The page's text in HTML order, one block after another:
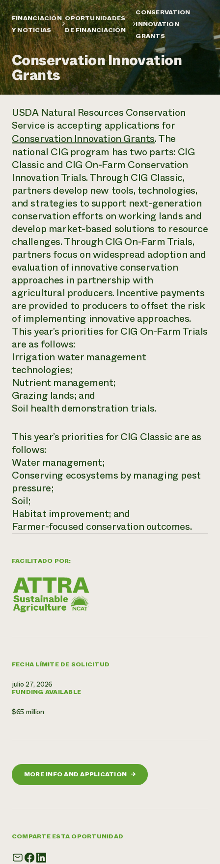
Informes anuales y financieros
Historias de impacto
Informe de
impacto 2024
LEER EL INFORME
Latinos en la agricultura
Sistemas alimentarios locales
Agricultura urbana
Las mujeres en la agricultura
Evento anual de reciclaje de productos electrónicos
Programa de descuentos de NorthWestern Energy
Servicios energéticos comerciales
Servicios energéticos residenciales
LIHEAP
Centro de intercambio de información AgriSolar
Blog
Podcasts
Publicaciones
Cursos cortos
Vídeos
Oportunidades de financiación
Internship Hub
Buscar prácticas
Contratar a un becario
un
directa de
1-800-346-
Asociaciones empresariales
Donar
Donaciones planificadas
Boletín
Consultas de los medios de comunicación
Todos
contribuyen a la
resiliencia de la
comunidad.
DONAR AHORA
FINANCIACIÓN
Y NOTICIAS
OPORTUNIDADES
DE FINANCIACIÓN
CONSERVATION
INNOVATION
GRANTS
Conservation Innovation
Grants
FACILITADO POR:
FECHA LÍMITE DE SOLICITUD
julio 27, 2026
FUNDING AVAILABLE
$65 million
MORE INFO AND APPLICATION →
COMPARTE ESTA OPORTUNIDAD
USDA Natural Resources Conservation
Service is accepting applications for
Conservation Innovation Grants. The
national CIG program has two parts: CIG
Classic and CIG On-Farm Conservation
Innovation Trials. Through CIG Classic,
partners develop new tools, technologies,
and strategies to support next-generation
conservation efforts on working lands and
develop market-based solutions to resource
challenges. Through CIG On-Farm Trials,
partners focus on widespread adoption and
evaluation of innovative conservation
approaches in partnership with
agricultural producers. Incentive payments
are provided to producers to offset the risk
of implementing innovative approaches.
This year’s priorities for CIG On-Farm Trials
are as follows:
Irrigation water management
technologies;
Nutrient management;
Grazing lands; and
Soil health demonstration trials.
This year’s priorities for CIG Classic are as
follows:
Water management;
Conserving ecosystems by managing pest
pressure;
Soil;
Habitat improvement; and
Farmer-focused conservation outcomes.